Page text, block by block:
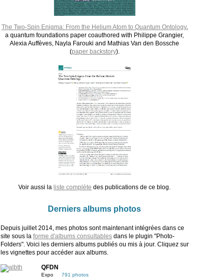
The Two-Spin Enigma: From the Helium Atom to Quantum Ontology,
a quantum foundations paper coauthored with Philippe Grangier,
Alexia Auffèves, Nayla Farouki and Mathias Van den Bossche
(paper backstory).
Voir aussi la liste complète des publications de ce blog.
Derniers albums photos
Depuis juillet 2014, mes photos sont maintenant intégrées dans ce
site sous la forme d'albums consultablesdans le plugin "Photo-
Folders". Voici les derniers albums publiés ou mis à jour. Cliquez sur
les vignettes pour accéder aux albums.
QFDN
Expo 791 photos